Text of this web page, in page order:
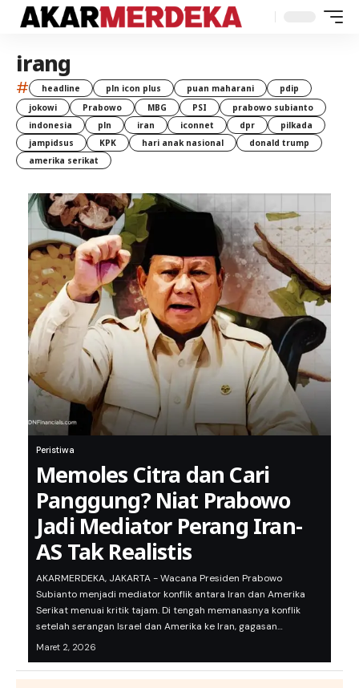
irang
# headline pln icon plus puan maharani
pdip
jokowi
Prabowo MBG PSI
prabowo subianto
indonesia
pln iran iconnet dpr
pilkada
jampidsus
KPK hari anak nasional
donald trump
amerika serikat
Peristiwa
Memoles Citra dan Cari
Panggung? Niat Prabowo
Jadi Mediator Perang Iran-
AS Tak Realistis
AKARMERDEKA, JAKARTA - Wacana Presiden Prabowo
Subianto menjadi mediator konflik antara Iran dan Amerika
Serikat menuai kritik tajam. Di tengah memanasnya konflik
setelah serangan Israel dan Amerika ke Iran, gagasan…
Maret 2, 2026